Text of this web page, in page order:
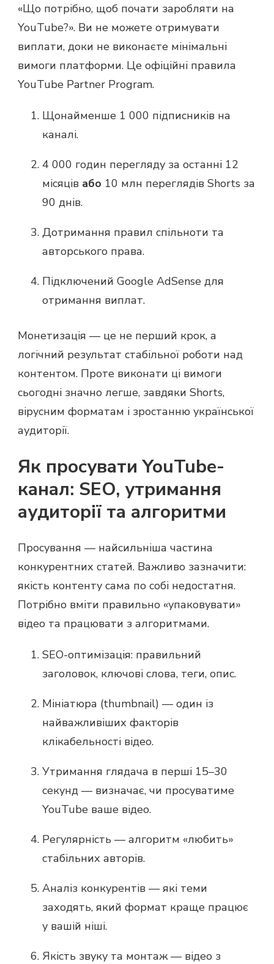
«Що потрібно, щоб почати заробляти на
YouTube?». Ви не можете отримувати
виплати, доки не виконаєте мінімальні
вимоги платформи. Це офіційні правила
YouTube Partner Program.
Щонайменше 1 000 підписників на
каналі.
4 000 годин перегляду за останні 12
місяців або 10 млн переглядів Shorts за
90 днів.
Дотримання правил спільноти та
авторського права.
Підключений Google AdSense для
отримання виплат.
Монетизація — це не перший крок, а
логічний результат стабільної роботи над
контентом. Проте виконати ці вимоги
сьогодні значно легше, завдяки Shorts,
вірусним форматам і зростанню української
аудиторії.
Як просувати YouTube-
канал: SEO, утримання
аудиторії та алгоритми
Просування — найсильніша частина
конкурентних статей. Важливо зазначити:
якість контенту сама по собі недостатня.
Потрібно вміти правильно «упаковувати»
відео та працювати з алгоритмами.
SEO-оптимізація: правильний
заголовок, ключові слова, теги, опис.
Мініатюра (thumbnail) — один із
найважливіших факторів
клікабельності відео.
Утримання глядача в перші 15–30
секунд — визначає, чи просуватиме
YouTube ваше відео.
Регулярність — алгоритм «любить»
стабільних авторів.
Аналіз конкурентів — які теми
заходять, який формат краще працює
у вашій ніші.
Якість звуку та монтаж — відео з